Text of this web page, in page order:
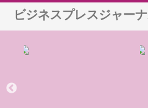
ビジネスプレスジャー